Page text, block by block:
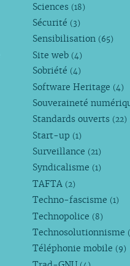
Sciences (18)
Sécurité (3)
Sensibilisation (65)
Site web (4)
Sobriété (4)
Software Heritage (4)
Souveraineté
Standards ouverts (22)
Start-up (1)
Surveillance (21)
Syndicalisme (1)
TAFTA (2)
Techno-fascisme (1)
Technopolice (8)
Technosolutionnisme
Téléphonie mobile (9)